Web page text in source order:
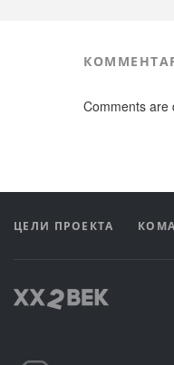
Comments are
ЦЕЛИ ПРОЕКТА